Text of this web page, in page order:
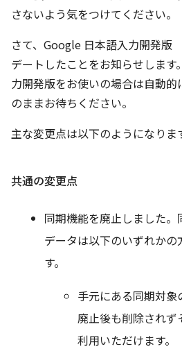
さないよう気をつけてください。
さて、Google 日本語入力開発版
デートしたことをお知らせしま
力開発版をお使いの場合は自動
のままお待ちください。
主な変更点は以下のようになりま
共通の変更点
同期機能を廃止しました。
データは以下のいずれかの
す。
手元にある同期対象
廃止後も削除されず
利用いただけます。